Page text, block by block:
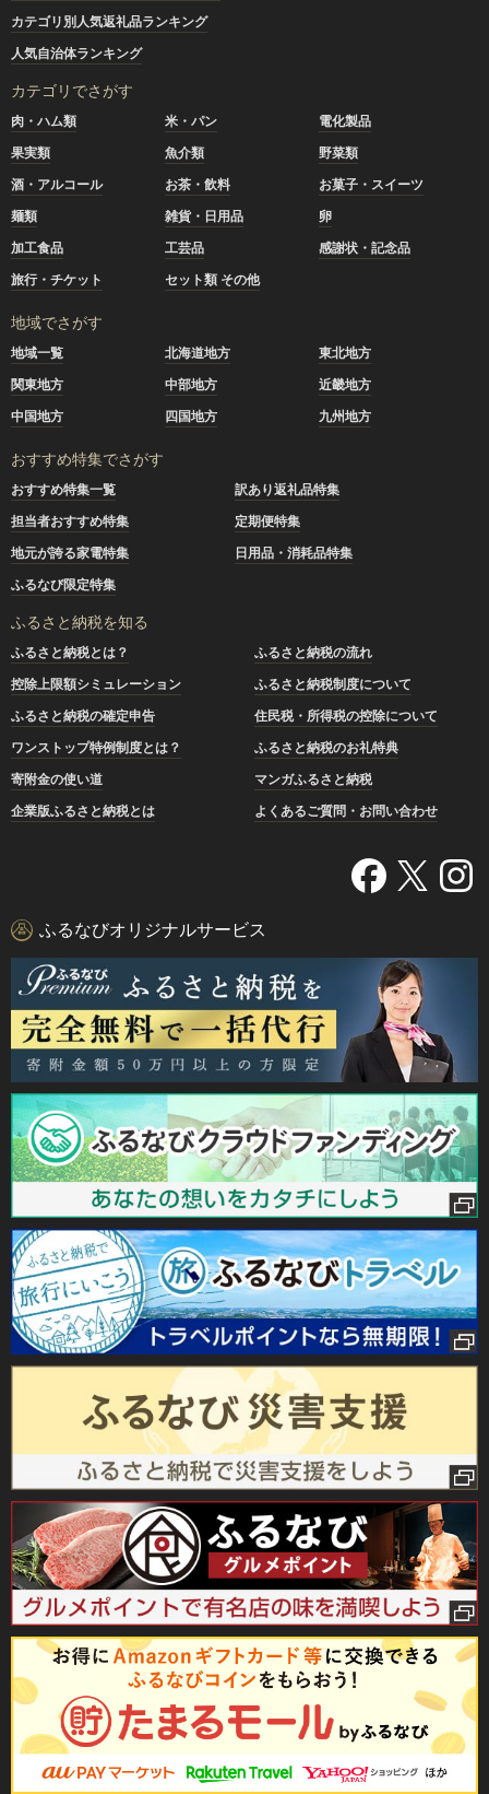
カテゴリ別人気返礼品ランキング
人気自治体ランキング
カテゴリでさがす
肉・ハム類 米・パン
電化製品
果実類
魚介類
野菜類
酒・アルコール
お茶・飲料
お菓子・スイーツ
麺類
雑貨・日用品
卵
加工食品
工芸品
感謝状・記念品
旅行・チケット
セット類 その他
地域でさがす
地域一覧 北海道地方
東北地方
関東地方
中部地方
近畿地方
中国地方
四国地方 九州地方
おすすめ特集でさがす
おすすめ特集一覧
訳あり返礼品特集
担当者おすすめ特集
定期便特集
地元が誇る家電特集
日用品・消耗品特集
ふるなび限定特集
ふるさと納税を知る
ふるさと納税とは？
ふるさと納税の流れ
控除上限額シミュレーション
ふるさと納税制度について
ふるさと納税の確定申告
住民税・所得税の控除について
ワンストップ特例制度とは？
ふるさと納税のお礼特典
寄附金の使い道
マンガふるさと納税
企業版ふるさと納税とは
よくあるご質問・お問い合わせ
ふるなびオリジナルサービス